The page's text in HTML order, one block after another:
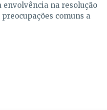
envolvência na resolução
comuns a